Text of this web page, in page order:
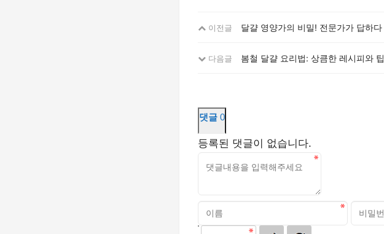
이전글 달걀 영양가의 비밀! 전문가가 답하다
다음글 봄철 달걀 요리법: 상큼한 레시피와 팁
댓글 0
등록된 댓글이 없습니다.